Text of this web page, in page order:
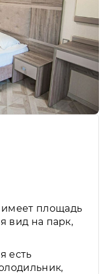
имеет площадь
вид на парк,
есть